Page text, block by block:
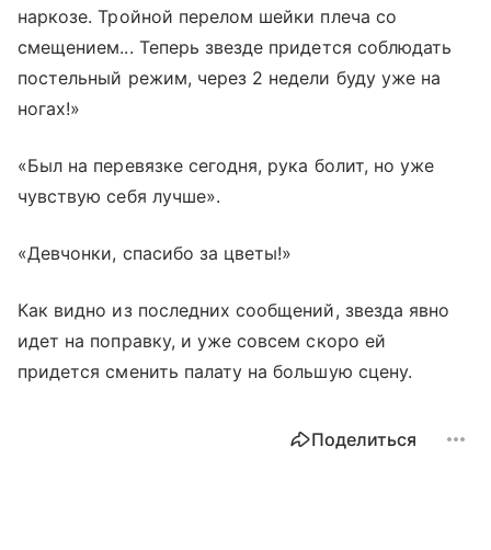
наркозе. Тройной перелом шейки плеча со
смещением... Теперь звезде придется соблюдать
постельный режим, через 2 недели буду уже на
ногах!»
«Был на перевязке сегодня, рука болит, но уже
чувствую себя лучше».
«Девчонки, спасибо за цветы!»
Как видно из последних сообщений, звезда явно
идет на поправку, и уже совсем скоро ей
придется сменить палату на большую сцену.
Поделиться